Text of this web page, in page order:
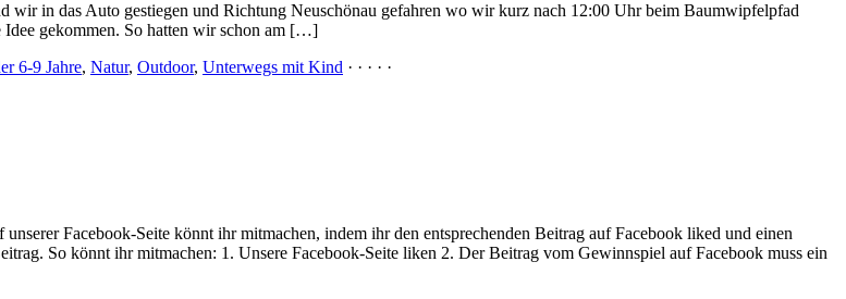
in das Auto gestiegen und Richtung Neuschönau gefahren wo wir kurz nach 12:00 Uhr beim Baumwipfelpfad
Idee gekommen. So hatten wir schon am […]
6-9 Jahre, Natur, Outdoor, Unterwegs mit Kind · · · · ·
Facebook-Seite könnt ihr mitmachen, indem ihr den entsprechenden Beitrag auf Facebook liked und einen
So könnt ihr mitmachen: 1. Unsere Facebook-Seite liken 2. Der Beitrag vom Gewinnspiel auf Facebook muss ein